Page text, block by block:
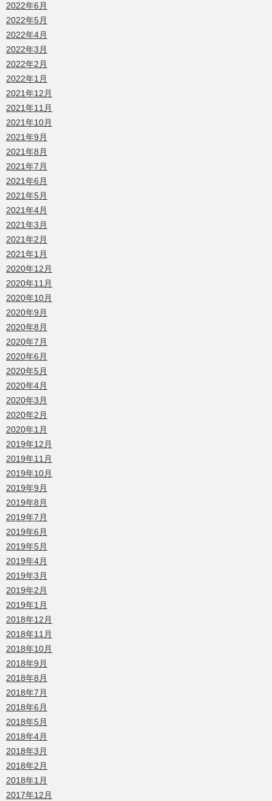
2022年6月
2022年5月
2022年4月
2022年3月
2022年2月
2022年1月
2021年12月
2021年11月
2021年10月
2021年9月
2021年8月
2021年7月
2021年6月
2021年5月
2021年4月
2021年3月
2021年2月
2021年1月
2020年12月
2020年11月
2020年10月
2020年9月
2020年8月
2020年7月
2020年6月
2020年5月
2020年4月
2020年3月
2020年2月
2020年1月
2019年12月
2019年11月
2019年10月
2019年9月
2019年8月
2019年7月
2019年6月
2019年5月
2019年4月
2019年3月
2019年2月
2019年1月
2018年12月
2018年11月
2018年10月
2018年9月
2018年8月
2018年7月
2018年6月
2018年5月
2018年4月
2018年3月
2018年2月
2018年1月
2017年12月